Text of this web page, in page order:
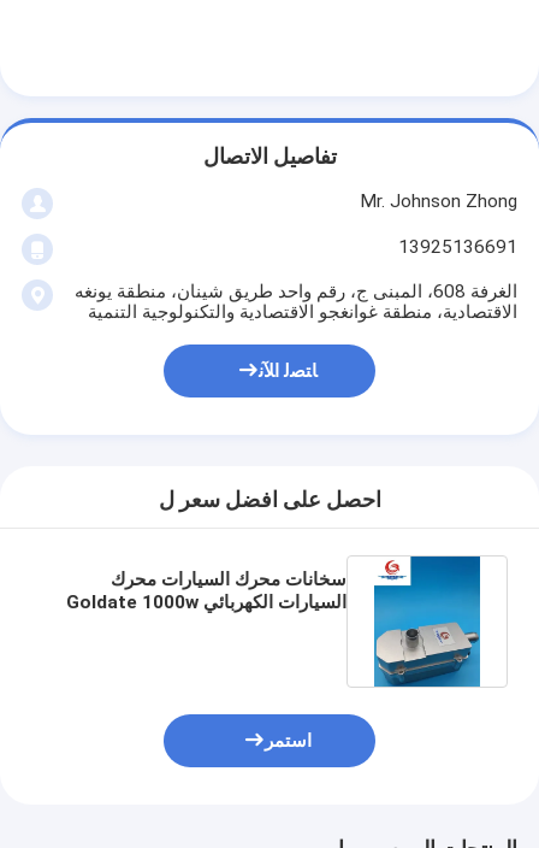
محرك تسخين المبردات
سخان بطارية الليثيوم
شاحنات بطارية تخزين
تفاصيل الاتصال
Mr. Johnson Zhong
13925136691
الغرفة 608، المبنى ج، رقم واحد طريق شينان، منطقة يونغه
الاقتصادية، منطقة غوانغجو الاقتصادية والتكنولوجية التنمية
ﺎﺘﺼﻟ ﺍﻶﻧ
احصل على افضل سعر ل
سخانات محرك السيارات محرك
السيارات الكهربائي Goldate 1000w
استمر